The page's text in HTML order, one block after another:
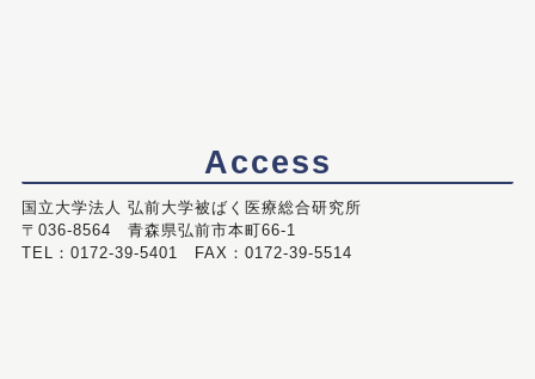
Access
国立大学法人 弘前大学被ばく医療総合研究所
〒036-8564 青森県弘前市本町66-1
TEL：0172-39-5401 FAX：0172-39-5514